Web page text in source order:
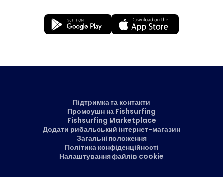
Підтримка та контакти
Промоушн на Fishsurfing
Fishsurfing Marketplace
Додати рибальський інтернет-магазин
Загальні положення
Політика конфіденційності
Налаштування файлів cookie